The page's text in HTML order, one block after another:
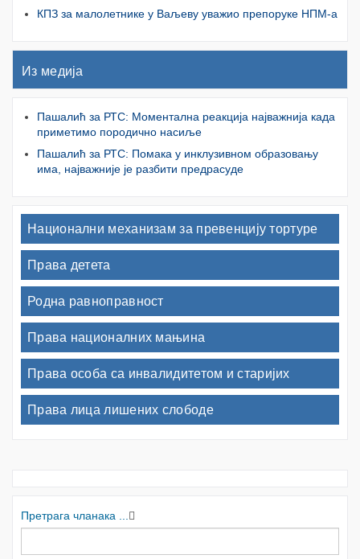
КПЗ за малолетнике у Ваљеву уважио препоруке НПМ-а
Из медија
Пашалић за РТС: Моментална реакција најважнија када
приметимо породично насиље
Пашалић за РТС: Помака у инклузивном образовању
има, најважније је разбити предрасуде
Национални механизам за превенцију тортуре
Права детета
Родна равноправност
Права националних мањина
Права особа са инвалидитетом и старијих
Права лица лишених слободе
Претрага чланака ...